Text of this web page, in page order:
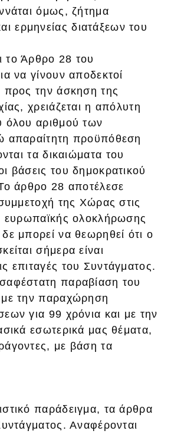
όμως, ζήτημα
διατάξεων του
το Άρθρο 28 του
να γίνουν αποδεκτοί
προς την άσκηση της
χρειάζεται η απόλυτη
όλου αριθμού των
απαραίτητη προϋπόθεση
τα δικαιώματα του
βάσεις του δημοκρατικού
άρθρο 28 αποτέλεσε
της Χώρας στις
ευρωπαϊκής ολοκλήρωσης
μπορεί να θεωρηθεί ότι ο
σήμερα είναι
επιταγές του Συντάγματος.
παραβίαση του
την παραχώρηση
για 99 χρόνια και με την
εσωτερικά μας θέματα,
με βάση τα
παράδειγμα, τα άρθρα
Αναφέρονται